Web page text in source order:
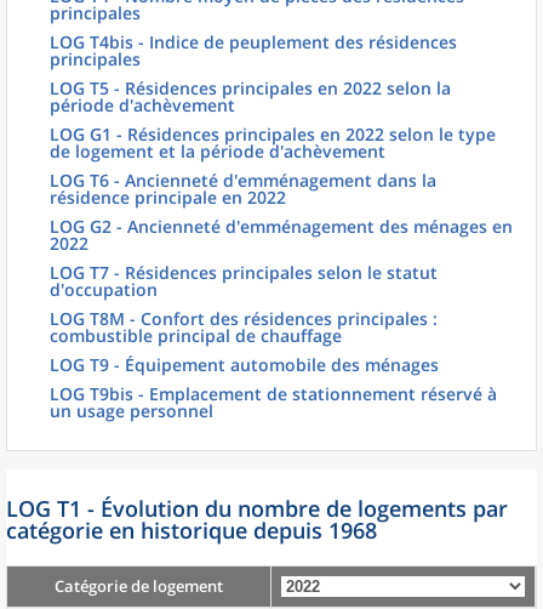
principales
LOG T4bis - Indice de peuplement des résidences
principales
LOG T5 - Résidences principales en 2022 selon la
période d'achèvement
LOG G1 - Résidences principales en 2022 selon le type
de logement et la période d'achèvement
LOG T6 - Ancienneté d'emménagement dans la
résidence principale en 2022
LOG G2 - Ancienneté d'emménagement des ménages en
2022
LOG T7 - Résidences principales selon le statut
d'occupation
LOG T8M - Confort des résidences principales :
combustible principal de chauffage
LOG T9 - Équipement automobile des ménages
LOG T9bis - Emplacement de stationnement réservé à
un usage personnel
LOG T1 - Évolution du nombre de logements par
catégorie en historique depuis 1968
Catégorie de logement